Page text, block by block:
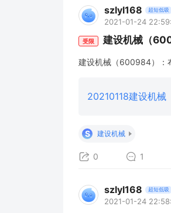
szlyl168 超短低吸
2021-01-24
受限 建设机械（
建设机械（600984）：
20210118建设机
S 建设机械
0 1
szlyl168 超短低吸
2021-01-24